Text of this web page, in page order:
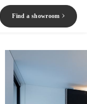
Find a showroom